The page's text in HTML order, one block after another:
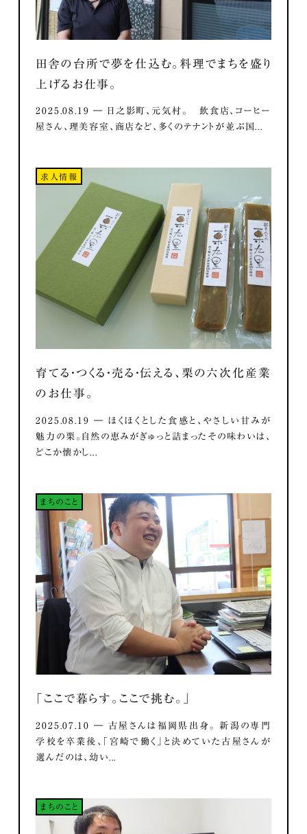
田舎の台所で夢を仕込む。料理でまちを盛り
上げるお仕事。
2025.08.19 ― 日之影町、元気村。 飲食店、コーヒー
屋さん、理美容室、商店など、多くのテナントが並ぶ国...
求人情報
育てる・つくる・売る・伝える、栗の六次化産業
のお仕事。
2025.08.19 ― ほくほくとした食感と、やさしい甘みが
魅力の栗。自然の恵みがぎゅっと詰まったその味わいは、
どこか懐かし...
まちのこと
「ここで暮らす。ここで挑む。」
2025.07.10 ― 古屋さんは福岡県出身。 新潟の専門
学校を卒業後、「宮崎で働く」と決めていた古屋さんが
選んだのは、幼い...
まちのこと